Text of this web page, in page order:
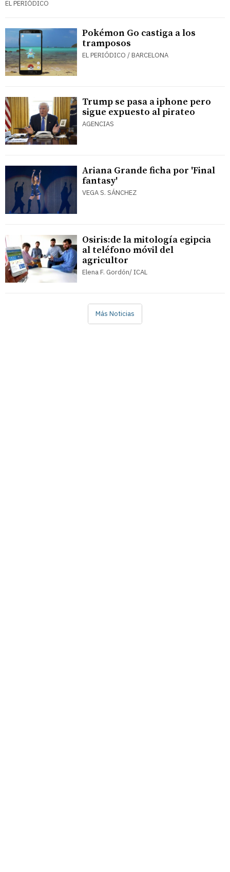
EL PERIÓDICO
Pokémon Go castiga a los
tramposos
EL PERIÓDICO / BARCELONA
Trump se pasa a iphone pero
sigue expuesto al pirateo
AGENCIAS
Ariana Grande ficha por 'Final
fantasy'
VEGA S. SÁNCHEZ
Osiris:de la mitología egipcia
al teléfono móvil del
agricultor
Elena F. Gordón/ ICAL
Más Noticias